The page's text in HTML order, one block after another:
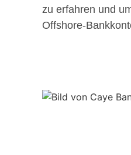
zu erfahren und
Offshore-